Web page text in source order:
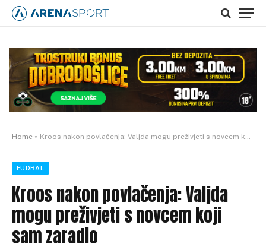
Home » Kroos nakon povlačenja: Valjda mogu preživjeti s novcem koji sam zaradio
FUDBAL
Kroos nakon povlačenja: Valjda
mogu preživjeti s novcem koji
sam zaradio